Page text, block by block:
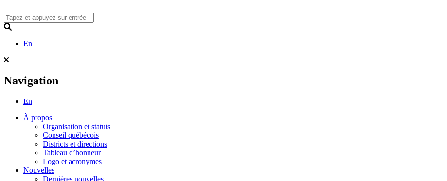
to
content
En
Navigation
En
À propos
Organisation et statuts
Conseil québécois
Districts et directions
Tableau d’honneur
Logo et acronymes
Nouvelles
Dernières nouvelles